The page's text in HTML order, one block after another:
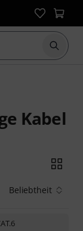
Suche
Kabel
Beliebtheit